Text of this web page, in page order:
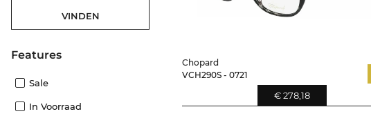
VINDEN
features
Sale
In Voorraad
Chopard
VCH290S - 0721
€ 278,18